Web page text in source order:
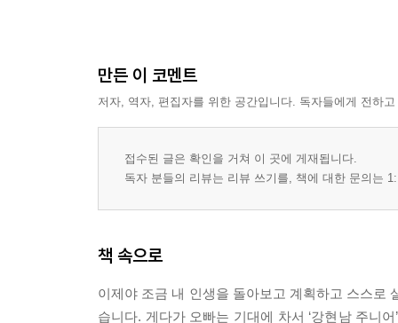
만든 이 코멘트
저자, 역자, 편집자를 위한 공간입니다. 독자들에게 전하
접수된 글은 확인을 거쳐 이 곳에 게재됩니다.
독자 분들의 리뷰는 리뷰 쓰기를, 책에 대한 문의는
책 속으로
이제야 조금 내 인생을 돌아보고 계획하고 스스로
습니다. 게다가 오빠는 기대에 차서 ‘강현남 주니